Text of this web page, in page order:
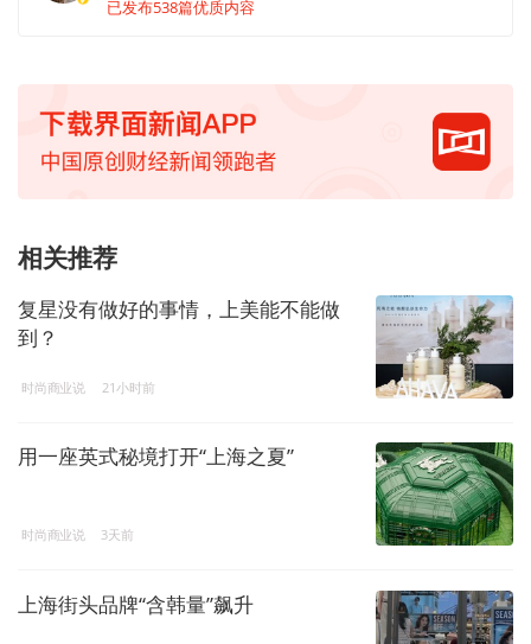
已发布538篇优质内容
相关推荐
复星没有做好的事情，上美能不能做
到？
时尚商业说 21小时前
用一座英式秘境打开“上海之夏”
时尚商业说 3天前
上海街头品牌“含韩量”飙升